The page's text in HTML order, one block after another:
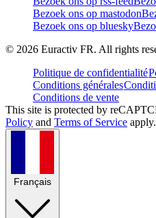
Bezoek ons op mastodon
Bezoek ons op bluesky
© 2026 Euractiv FR. All rights
Politique de confidentialité
Conditions générales
Conditions de vente
This site is protected by
Policy and Terms of Service apply.
Français